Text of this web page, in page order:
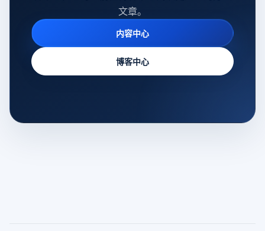
文章。
内容中心
博客中心